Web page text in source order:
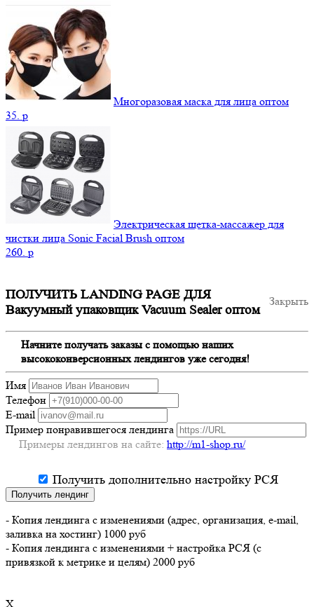
Многоразовая маска для лица оптом
35. p
Электрическая щетка-массажер для
чистки лица Sonic Facial Brush оптом
260. p
Закрыть
ПОЛУЧИТЬ LANDING PAGE ДЛЯ
Вакуумный упаковщик Vacuum Sealer оптом
Начните получать заказы с помощью наших
высококонверсионных лендингов уже сегодня!
Имя
Телефон
E-mail
Пример понравившегося лендинга
Примеры лендингов на сайте: http://m1-shop.ru/
Получить дополнительно настройку РСЯ
Получить лендинг
- Копия лендинга с изменениями (адрес, организация, e-mail,
заливка на хостинг) 1000 руб
- Копия лендинга с изменениями + настройка РСЯ (с
привязкой к метрике и целям) 2000 руб
X